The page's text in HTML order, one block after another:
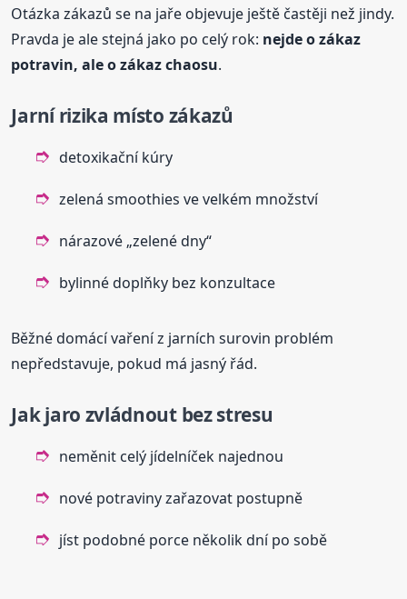
Otázka zákazů se na jaře objevuje ještě častěji než jindy.
Pravda je ale stejná jako po celý rok: nejde o zákaz
potravin, ale o zákaz chaosu.
Jarní rizika místo zákazů
detoxikační kúry
zelená smoothies ve velkém množství
nárazové „zelené dny“
bylinné doplňky bez konzultace
Běžné domácí vaření z jarních surovin problém
nepředstavuje, pokud má jasný řád.
Jak jaro zvládnout bez stresu
neměnit celý jídelníček najednou
nové potraviny zařazovat postupně
jíst podobné porce několik dní po sobě